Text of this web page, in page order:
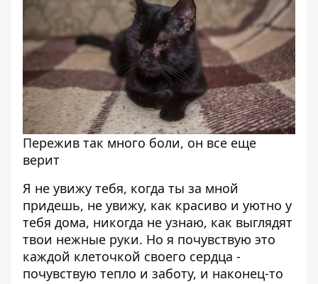
Пережив так много боли, он все еще
верит
Я не увижу тебя, когда ты за мной
придешь, не увижу, как красиво и уютно у
тебя дома, никогда не узнаю, как выглядят
твои нежные руки. Но я почувствую это
каждой клеточкой своего сердца -
почувствую тепло и заботу, и наконец-то